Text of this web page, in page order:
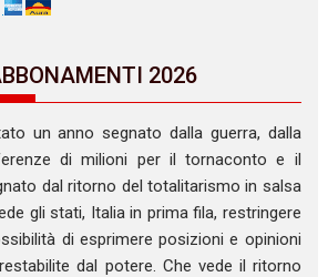
2026
un anno segnato dalla guerra, dalla
di milioni per il tornaconto e il
dal ritorno del totalitarismo in salsa
gli stati, Italia in prima fila, restringere
di esprimere posizioni e opinioni
dal potere. Che vede il ritorno